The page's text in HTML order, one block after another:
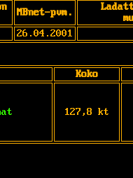
MBnet-pvm.
26.04.2001
Koko
127,8 kt